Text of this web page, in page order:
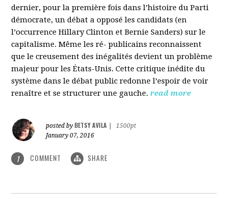
dernier, pour la première fois dans l’histoire du Parti
démocrate, un débat a opposé les candidats (en
l’occurrence Hillary Clinton et Bernie Sanders) sur le
capitalisme. Même les ré- publicains reconnaissent
que le creusement des inégalités devient un problème
majeur pour les États-Unis. Cette critique inédite du
système dans le débat public redonne l’espoir de voir
renaître et se structurer une gauche. read more
posted by BETSY AVILA
1500pt
January 07, 2016
1 COMMENT SHARE